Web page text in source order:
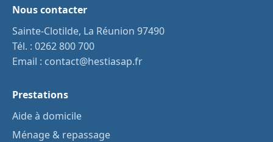
Nous contacter
Sainte-Clotilde, La Réunion 97490
Tél. : 0262 800 700
Email : contact@hestiasap.fr
Prestations
Aide à domicile
Ménage & repassage